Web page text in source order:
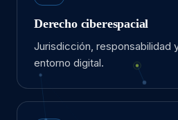
Derecho ciberespacial
Jurisdicción, responsabilidad
entorno digital.